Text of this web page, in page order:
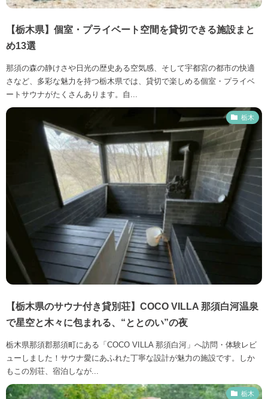
【栃木県】個室・プライベート空間を貸切できる施設まと
め13選
那須の森の静けさや日光の歴史ある空気感、そして宇都宮の都市の快適
さなど、多彩な魅力を持つ栃木県では、貸切で楽しめる個室・プライベ
ートサウナがたくさんあります。自...
栃木
【栃木県のサウナ付き貸別荘】COCO VILLA 那須白河温泉
で星空と木々に包まれる、“ととのい”の夜
栃木県那須郡那須町にある「COCO VILLA 那須白河」へ訪問・体験レビ
ューしました！サウナ愛にあふれた丁寧な設計が魅力の施設です。しか
もこの別荘、宿泊しなが...
栃木